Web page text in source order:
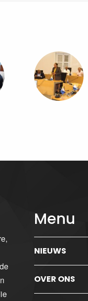
Menu
NIEUWS
OVER ONS